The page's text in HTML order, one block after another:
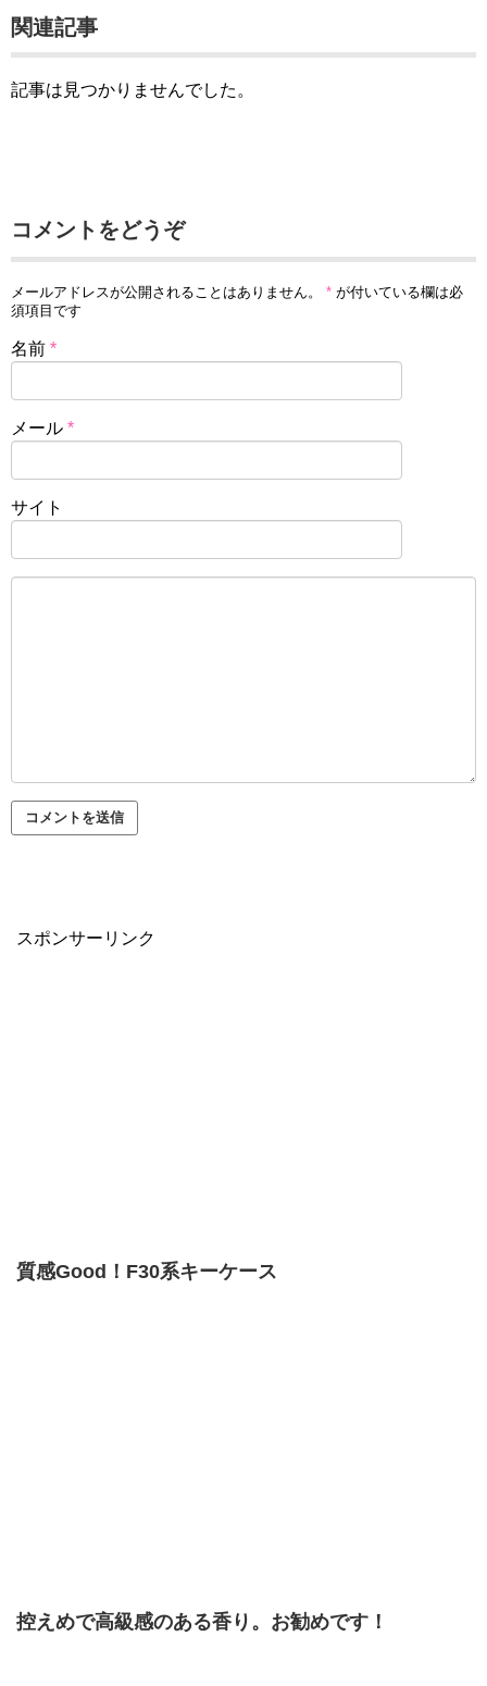
関連記事
記事は見つかりませんでした。
コメントをどうぞ
メールアドレスが公開されることはありません。 * が付いている欄は必
須項目です
名前 *
メール *
サイト
スポンサーリンク
質感Good！F30系キーケース
控えめで高級感のある香り。お勧めです！